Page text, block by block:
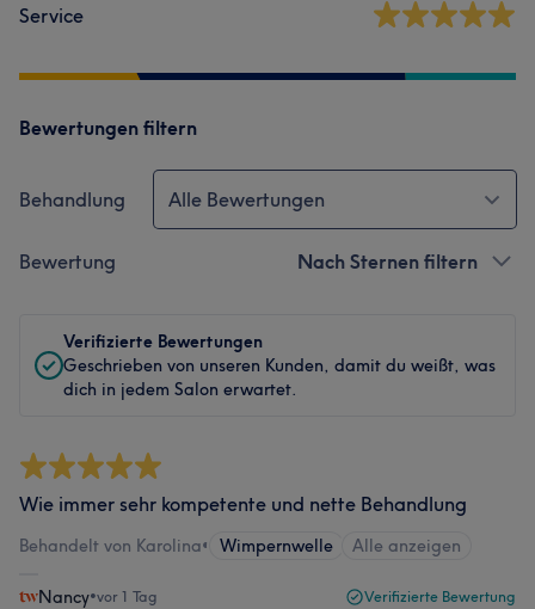
Service
Bewertungen filtern
Behandlung Alle Bewertungen
Bewertung Nach Sternen filtern
Verifizierte Bewertungen
Geschrieben von unseren Kunden, damit du weißt, was
dich in jedem Salon erwartet.
Wie immer sehr kompetente und nette Behandlung
Behandelt von Karolina• Wimpernwelle Alle anzeigen
Nancy•vor 1 Tag Verifizierte Bewertung